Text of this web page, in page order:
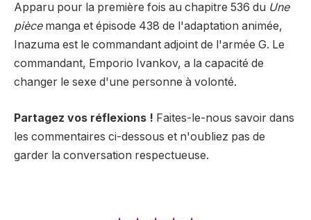
Apparu pour la première fois au chapitre 536 du Une
pièce manga et épisode 438 de l'adaptation animée,
Inazuma est le commandant adjoint de l'armée G. Le
commandant, Emporio Ivankov, a la capacité de
changer le sexe d'une personne à volonté.
Partagez vos réflexions ! Faites-le-nous savoir dans
les commentaires ci-dessous et n'oubliez pas de
garder la conversation respectueuse.